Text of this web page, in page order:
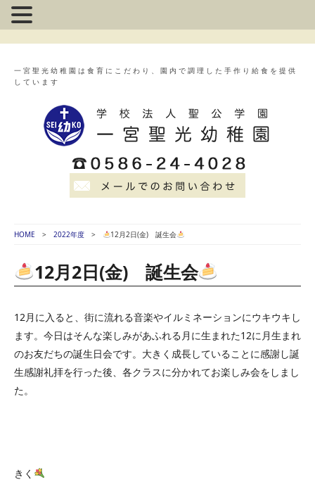
一宮聖光幼稚園は食育にこだわり、園内で調理した手作り給食を提供
しています
HOME 2022年度 12月2日(金) 誕生会
12月2日(金) 誕生会
12月に入ると、街に流れる音楽やイルミネーションにウキウキし
ます。今日はそんな楽しみがあふれる月に生まれた12に月生まれ
のお友だちの誕生日会です。大きく成長していることに感謝し誕
生感謝礼拝を行った後、各クラスに分かれてお楽しみ会をしまし
た。
きく